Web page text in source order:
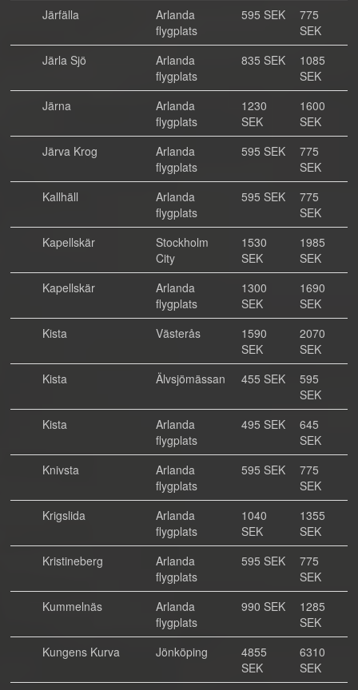
Järfälla
Arlanda
flygplats
595 SEK
775
SEK
Järla Sjö
Arlanda
flygplats
835 SEK
1085
SEK
Järna
Arlanda
flygplats
1230
SEK
1600
SEK
Järva Krog
Arlanda
flygplats
595 SEK
775
SEK
Kallhäll
Arlanda
flygplats
595 SEK
775
SEK
Kapellskär
Stockholm
City
1530
SEK
1985
SEK
Kapellskär
Arlanda
flygplats
1300
SEK
1690
SEK
Kista
Västerås
1590
SEK
2070
SEK
Kista
Älvsjömässan 455 SEK
595
SEK
Kista
Arlanda
flygplats
495 SEK
645
SEK
Knivsta
Arlanda
flygplats
595 SEK
775
SEK
Krigslida
Arlanda
flygplats
1040
SEK
1355
SEK
Kristineberg
Arlanda
flygplats
595 SEK
775
SEK
Kummelnäs
Arlanda
flygplats
990 SEK
1285
SEK
Kungens Kurva
Jönköping
4855
SEK
6310
SEK